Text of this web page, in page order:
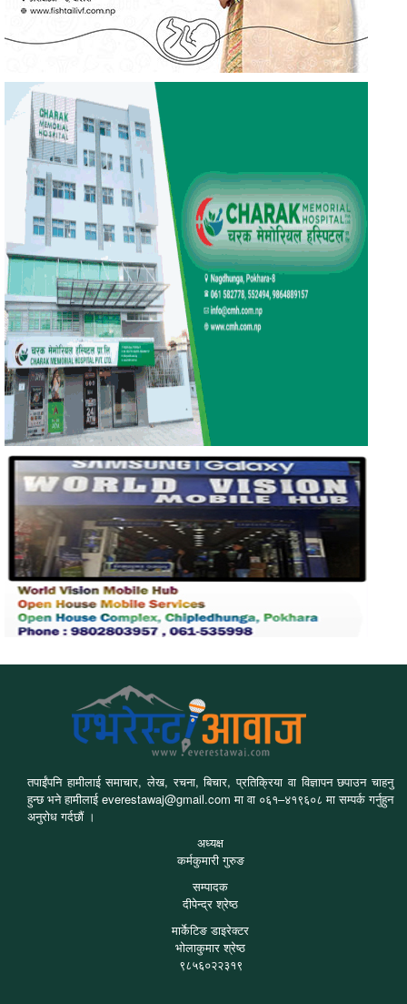
तपाईंपनि हामीलाई समाचार, लेख, रचना, बिचार, प्रतिक्रिया वा विज्ञापन छपाउन चाहनु
हुन्छ भने हामीलाई everestawaj@gmail.com मा वा ०६१–४१९६०८ मा सम्पर्क गर्नुहुन
अनुरोध गर्दछौं ।
अध्यक्ष
कर्मकुमारी गुरुङ
सम्पादक
दीपेन्द्र श्रेष्ठ
मार्केटिङ डाइरेक्टर
भोलाकुमार श्रेष्ठ
९८५६०२२३१९